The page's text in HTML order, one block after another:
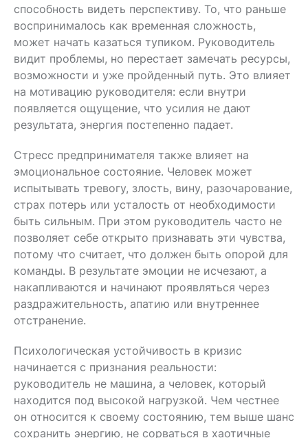
способность видеть перспективу. То, что раньше
воспринималось как временная сложность,
может начать казаться тупиком. Руководитель
видит проблемы, но перестает замечать ресурсы,
возможности и уже пройденный путь. Это влияет
на мотивацию руководителя: если внутри
появляется ощущение, что усилия не дают
результата, энергия постепенно падает.
Стресс предпринимателя также влияет на
эмоциональное состояние. Человек может
испытывать тревогу, злость, вину, разочарование,
страх потерь или усталость от необходимости
быть сильным. При этом руководитель часто не
позволяет себе открыто признавать эти чувства,
потому что считает, что должен быть опорой для
команды. В результате эмоции не исчезают, а
накапливаются и начинают проявляться через
раздражительность, апатию или внутреннее
отстранение.
Психологическая устойчивость в кризис
начинается с признания реальности:
руководитель не машина, а человек, который
находится под высокой нагрузкой. Чем честнее
он относится к своему состоянию, тем выше шанс
сохранить энергию, не сорваться в хаотичные